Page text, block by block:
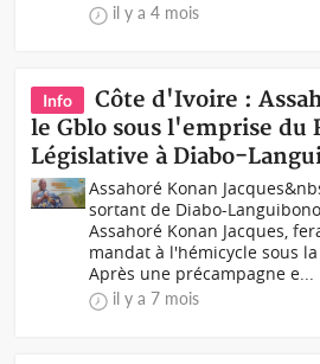
il y a 4 mois
Info
Côte d'Ivoire :
le Gblo sous l'emprise du
Législative à Diabo-
Assahoré Konan
sortant de Diabo-
Assahoré Konan Jacques,
mandat à l'hémicycle sous
Après une précampagne e...
il y a 7 mois